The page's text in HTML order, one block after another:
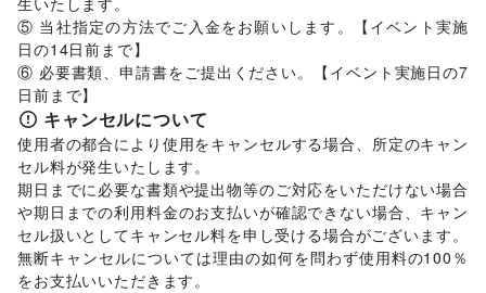
⑤ 当社指定の方法でご入金をお願いします。【イベント実施
日の14日前まで】
⑥ 必要書類、申請書をご提出ください。【イベント実施日の7
日前まで】
キャンセルについて
使用者の都合により使用をキャンセルする場合、所定のキャン
セル料が発生いたします。
期日までに必要な書類や提出物等のご対応をいただけない場合
や期日までの利用料金のお支払いが確認できない場合、キャン
セル扱いとしてキャンセル料を申し受ける場合がございます。
無断キャンセルについては理由の如何を問わず使用料の100％
をお支払いいただきます。